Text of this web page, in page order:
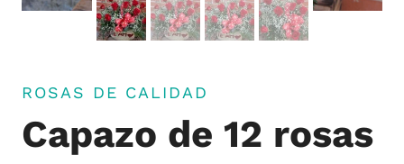
ROSAS DE CALIDAD
Capazo de 12 rosas